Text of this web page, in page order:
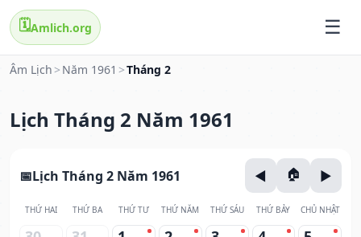
🗓️Amlich.org
Âm Lịch > Năm 1961 >Tháng 2
Lịch Tháng 2 Năm 1961
Lịch Tháng 2 Năm 1961
THỨ HAI THỨ BA THỨ TƯ THỨ NĂM THỨ SÁU THỨ BẢY CHỦ NHẬT